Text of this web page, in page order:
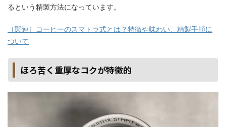
るという精製方法になっています。
［関連］コーヒーのスマトラ式とは？特徴や味わい、精製手順に
ついて
ほろ苦く重厚なコクが特徴的